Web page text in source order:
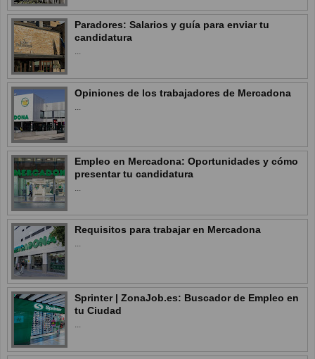
Paradores: Salarios y guía para enviar tu
candidatura
Opiniones de los trabajadores de Mercadona
Empleo en Mercadona: Oportunidades y cómo
presentar tu candidatura
Requisitos para trabajar en Mercadona
Sprinter | ZonaJob.es: Buscador de Empleo en
tu Ciudad